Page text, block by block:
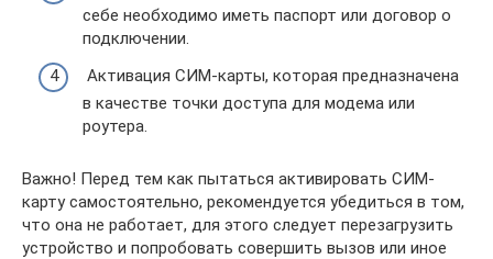
себе необходимо иметь паспорт или договор о
подключении.
Активация СИМ-карты, которая предназначена
в качестве точки доступа для модема или
роутера.
Важно! Перед тем как пытаться активировать СИМ-
карту самостоятельно, рекомендуется убедиться в том,
что она не работает, для этого следует перезагрузить
устройство и попробовать совершить вызов или иное